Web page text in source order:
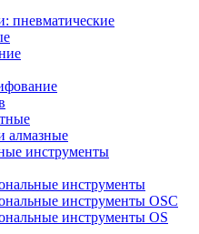
инструменты
инструменты
инструменты OSC
инструменты OS